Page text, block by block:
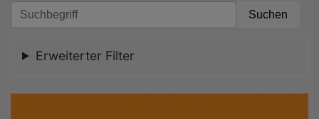
Erweiterter Filter